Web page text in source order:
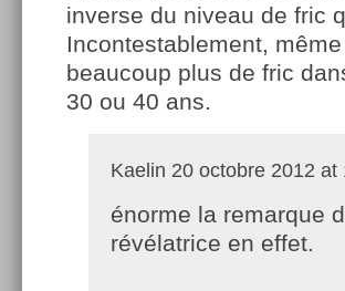
inverse du niveau de fric
Incontestablement,
beaucoup plus de fric
30 ou 40 ans.
Kaelin 20 octobre 2012 at
énorme la remarque
révélatrice en effet.